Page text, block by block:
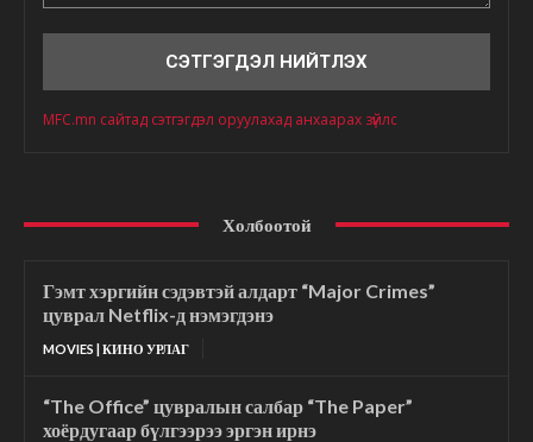
MFC.mn сайтад сэтгэгдэл оруулахад анхаарах зүйлс
Холбоотой
Гэмт хэргийн сэдэвтэй алдарт “Major Crimes”
цуврал Netflix-д нэмэгдэнэ
MOVIES | КИНО УРЛАГ
“The Office” цувралын салбар “The Paper”
хоёрдугаар бүлгээрээ эргэн ирнэ